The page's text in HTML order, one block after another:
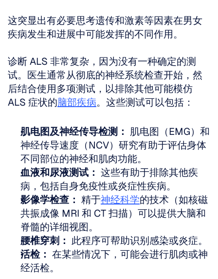
这突显出有必要思考遗传和激素等因素在男女
疾病发生和进展中可能发挥的不同作用。
诊断 ALS 非常复杂，因为没有一种确定的测
试。医生通常从彻底的神经系统检查开始，然
后结合使用多项测试，以排除其他可能模仿
ALS 症状的脑部疾病。这些测试可以包括：
肌电图及神经传导检测： 肌电图（EMG）和
神经传导速度（NCV）研究有助于评估身体
不同部位的神经和肌肉功能。
血液和尿液测试： 这些有助于排除其他疾
病，包括自身免疫性或炎症性疾病。
影像学检查： 精于神经科学的技术（如核磁
共振成像 MRI 和 CT 扫描）可以提供大脑和
脊髓的详细视图。
腰椎穿刺： 此程序可帮助识别感染或炎症。
活检： 在某些情况下，可能会进行肌肉或神
经活检。